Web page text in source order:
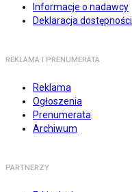
Informacje o nadawcy
Deklaracja dostępności
REKLAMA I PRENUMERATA
Reklama
Ogłoszenia
Prenumerata
Archiwum
PARTNERZY